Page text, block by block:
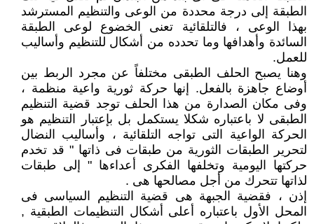
الطبقة إلى درجة محددة من الوعى والتنظيم المسترشد
بهذا الوعى ، فالتلقائية تعنى الخضوع لوعى الطبقة
السائدة وأهدافها وما تحدده من أشكال للتنظيم وأساليب
للعمل.
وهنا يصبح الحلف الطبقى مختلفاً عن مجرد الربط بين
أوضاع جاهزة بالفعل. إنها حركة ثورية واعية منظمة ،
وفى مكان الصدارة من هذا الحلف توجد قضية التنظيم
الطبقى لا باعتباره شكلا يستكمل بل بإعتبار التنظيم هو
الحركة الواعية التى تواجه التلقائية ، وأساليب النضال
لتحرير الطبقات الثورية من طبقات فى ذاتها " قد تخدم
حركتها اليومية وتخلفها الفكرى أعداءها " إلى طبقات
لذاتها تتحرك من أجل مصالحها هى .
إذن ، فقضية الجبهة هى قضية التنظيم السياسى فى
المحل الأول باعتباره أعلى أشكال التنظيمات الطبقية ,